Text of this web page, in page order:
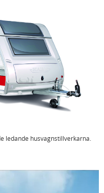
ledande husvagnstillverkarna.